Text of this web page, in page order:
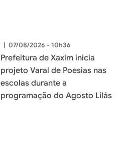
| 07/08/2026 - 10h36
Prefeitura de Xaxim inicia
projeto Varal de Poesias nas
escolas durante a
programação do Agosto Lilás